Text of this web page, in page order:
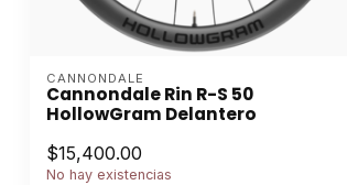
CANNONDALE
Cannondale Rin R-S 50
HollowGram Delantero
$15,400.00
No hay existencias